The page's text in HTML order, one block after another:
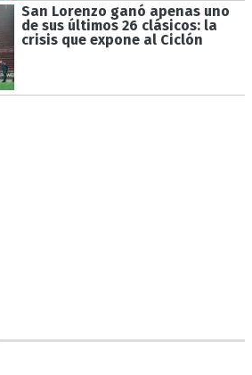
San Lorenzo ganó apenas uno
de sus últimos 26 clásicos: la
crisis que expone al Ciclón